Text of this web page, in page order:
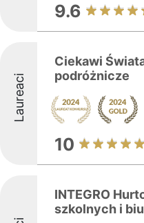
9.6
Laureaci
Ciekawi
podróżnicze
10
INTEGRO
szkolnych i